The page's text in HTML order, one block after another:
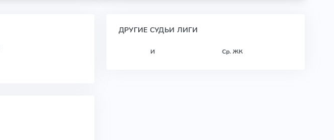
ДРУГИЕ СУДЬИ ЛИГИ
И Ср. ЖК